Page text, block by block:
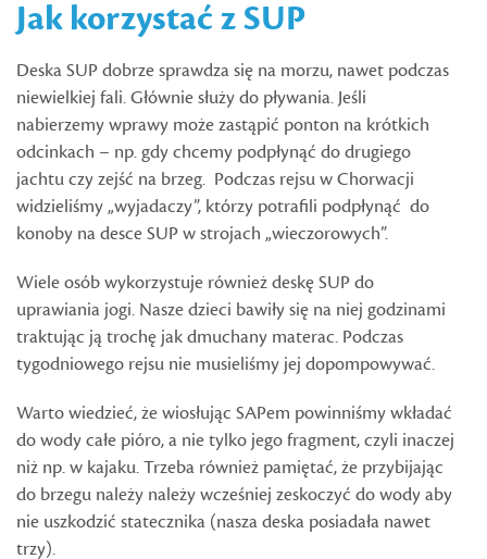
Jak korzystać z SUP
Deska SUP dobrze sprawdza się na morzu, nawet podczas
niewielkiej fali. Głównie służy do pływania. Jeśli
nabierzemy wprawy może zastąpić ponton na krótkich
odcinkach – np. gdy chcemy podpłynąć do drugiego
jachtu czy zejść na brzeg. Podczas rejsu w Chorwacji
widzieliśmy „wyjadaczy”, którzy potrafili podpłynąć do
konoby na desce SUP w strojach „wieczorowych”.
Wiele osób wykorzystuje również deskę SUP do
uprawiania jogi. Nasze dzieci bawiły się na niej godzinami
traktując ją trochę jak dmuchany materac. Podczas
tygodniowego rejsu nie musieliśmy jej dopompowywać.
Warto wiedzieć, że wiosłując SAPem powinniśmy wkładać
do wody całe pióro, a nie tylko jego fragment, czyli inaczej
niż np. w kajaku. Trzeba również pamiętać, że przybijając
do brzegu należy należy wcześniej zeskoczyć do wody aby
nie uszkodzić statecznika (nasza deska posiadała nawet
trzy).